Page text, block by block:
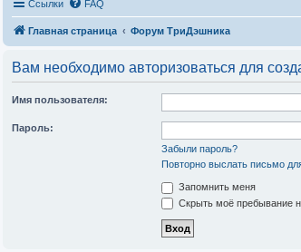
Ссылки FAQ
Главная страница Форум ТриДэшника
Вам необходимо авторизоваться для
Имя пользователя:
Пароль:
Забыли пароль?
Повторно выслать письмо
Запомнить меня
Скрыть моё пребывание